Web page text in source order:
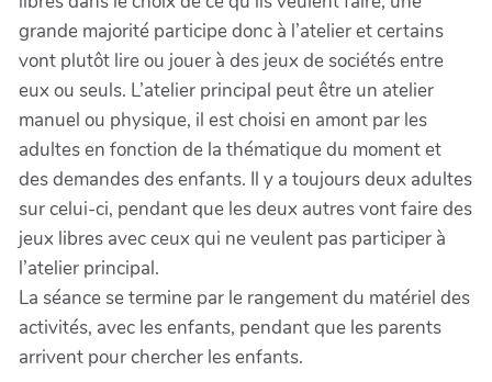
grande majorité participe donc à l’atelier et certains
vont plutôt lire ou jouer à des jeux de sociétés entre
eux ou seuls. L’atelier principal peut être un atelier
manuel ou physique, il est choisi en amont par les
adultes en fonction de la thématique du moment et
des demandes des enfants. Il y a toujours deux adultes
sur celui-ci, pendant que les deux autres vont faire des
jeux libres avec ceux qui ne veulent pas participer à
l’atelier principal.
La séance se termine par le rangement du matériel des
activités, avec les enfants, pendant que les parents
arrivent pour chercher les enfants.